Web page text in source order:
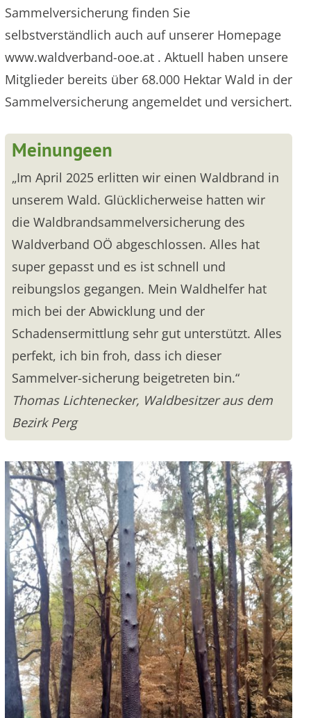
Sammelversicherung finden Sie
selbstverständlich auch auf unserer Homepage
www.waldverband-ooe.at . Aktuell haben unsere
Mitglieder bereits über 68.000 Hektar Wald in der
Sammelversicherung angemeldet und versichert.
Meinungeen
„Im April 2025 erlitten wir einen Waldbrand in
unserem Wald. Glücklicherweise hatten wir
die Waldbrandsammelversicherung des
Waldverband OÖ abgeschlossen. Alles hat
super gepasst und es ist schnell und
reibungslos gegangen. Mein Waldhelfer hat
mich bei der Abwicklung und der
Schadensermittlung sehr gut unterstützt. Alles
perfekt, ich bin froh, dass ich dieser
Sammelver-sicherung beigetreten bin.“
Thomas Lichtenecker, Waldbesitzer aus dem
Bezirk Perg